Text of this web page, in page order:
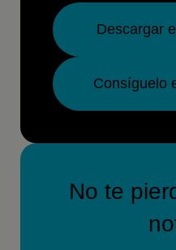
Descargar
Consíguelo
No te